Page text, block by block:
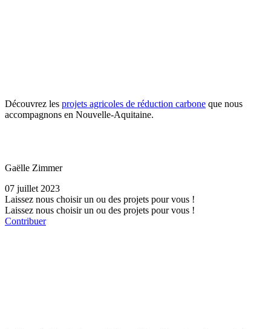
Découvrez les projets agricoles de réduction carbone que nous
accompagnons en Nouvelle-Aquitaine.
Gaëlle Zimmer
07 juillet 2023
Laissez nous choisir un ou des projets pour vous !
Laissez nous choisir un ou des projets pour vous !
Contribuer